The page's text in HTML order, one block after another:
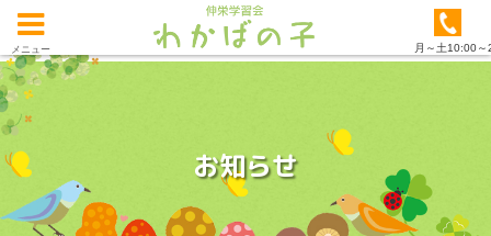
お知らせ
メニュー 月～土10:00